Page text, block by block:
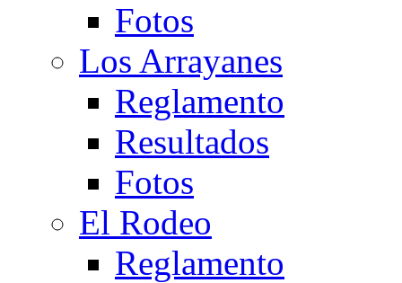
Fotos
Los Arrayanes
Reglamento
Resultados
Fotos
El Rodeo
Reglamento